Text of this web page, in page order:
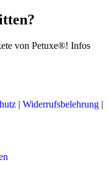
von Petuxe®! Infos
| Widerrufsbelehrung |